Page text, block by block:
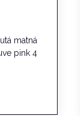
matná
pink 4